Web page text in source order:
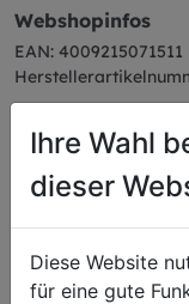
Webshopinfos
EAN: 4009215071511
Das
Ihre Wahl
dieser
Diese Website
für eine gute